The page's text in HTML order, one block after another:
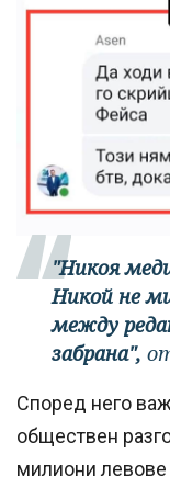
"Никоя
Никой не
между
забрана",
Според него
обществен
милиони